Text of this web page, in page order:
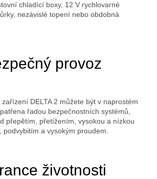
chladící boxy, 12 V rychlovarné
nezávislé topení nebo obdobná
provoz
DELTA 2 můžete být v naprostém
řadou bezpečnostních systémů,
přepětím, přetížením, vysokou a nízkou
podvybitím a vysokým proudem.
životnosti